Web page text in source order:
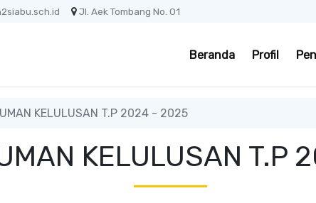
Jl. Aek Tombang No. 01
Beranda Profil
KELULUSAN T.P 2024 - 2025
KELULUSAN T.P